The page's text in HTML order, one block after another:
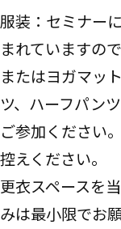
服装：セミナー
まれていますの
またはヨガマッ
ツ、ハーフパン
ご参加ください
控えください。
更衣スペースを
みは最小限でお